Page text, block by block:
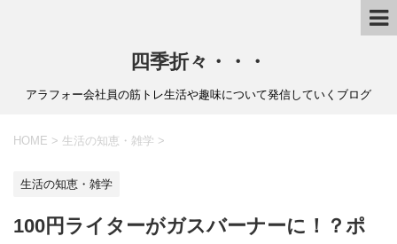
四季折々・・・
アラフォー会社員の筋トレ生活や趣味について発信していくブログ
HOME > 生活の知恵・雑学 >
生活の知恵・雑学
100円ライターがガスバーナーに！？ポ